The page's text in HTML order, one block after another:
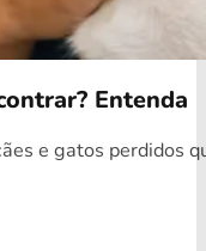
Entenda
e gatos perdidos